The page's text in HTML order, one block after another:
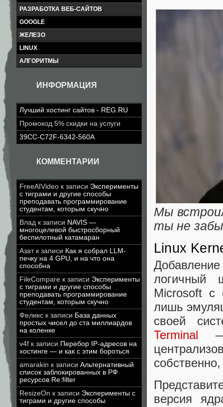
РАЗРАБОТКА ВЕБ-САЙТОВ
GOOGLE
ЖЕЛЕЗО
LINUX
АЛГОРИТМЫ
ИНФОРМАЦИЯ
Лучший хостинг сайтов - REG.RU
Промокод 5% скидки на услуги
39CC-C72F-6342-560A
КОММЕНТАРИИ
FreeAIVideo к записи Эксперименты
с тиграми и другие способы
преподавать программирование
студентам, которым скучно
Влад к записи NAVIS —
многоцелевой быстросборный
беспилотный катамаран
Азатк записи Как я собрал LLM-
печку на 4 GPU, и на что она
способна
FileCompare к записи Эксперименты
с тиграми и другие способы
преподавать программирование
студентам, которым скучно
Феликс к записи База данных
простых чисел до ста миллиардов
на коленке
v4f к записи Перебор IP-адресов на
хостинге — и как с этим бороться
amarakin к записи Альтернативный
список заблокированных в РФ
ресурсов Re:filter
ResizeOn к записи Эксперименты с
тиграми и другие способы
Мы
ты не
Linux
логичный
Microsoft с
лишь
своей
Terminal —
версия